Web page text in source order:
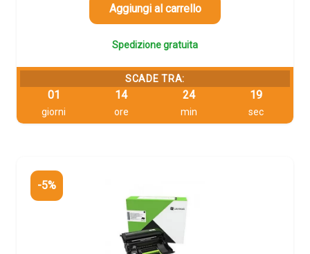
103,31 €.
Aggiungi al carrello
Spedizione gratuita
SCADE TRA:
01
giorni
14
ore
24
min
18
sec
-5%